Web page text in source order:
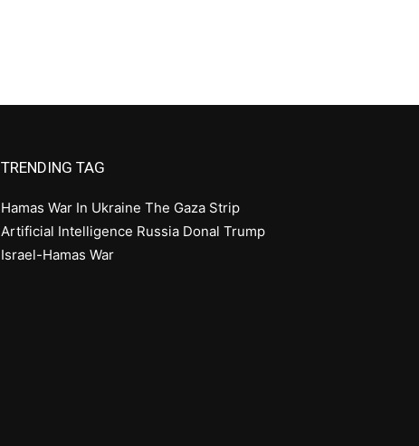
TRENDING TAG
Hamas War In Ukraine The Gaza Strip
Artificial Intelligence Russia Donal Trump
Israel-Hamas War